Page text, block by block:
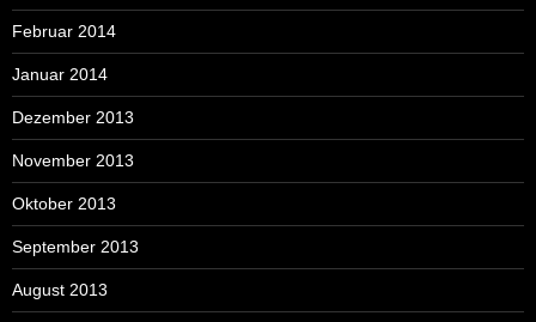
Februar 2014
Januar 2014
Dezember 2013
November 2013
Oktober 2013
September 2013
August 2013